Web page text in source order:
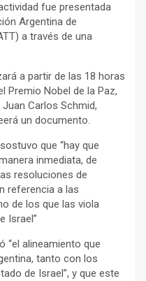
fue presentada
Argentina de
a través de una
a partir de las 18 horas
Premio Nobel de la Paz,
Carlos Schmid,
un documento.
que “hay que
inmediata, de
resoluciones de
referencia a las
de los que las viola
Israel”
“el alineamiento que
tanto con los
de Israel”, y que este